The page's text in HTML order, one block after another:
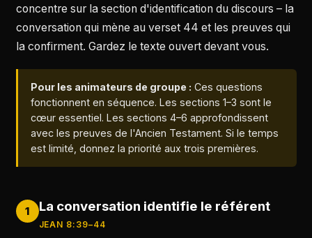
concentre sur la section d'identification du discours – la
conversation qui mène au verset 44 et les preuves qui
la confirment. Gardez le texte ouvert devant vous.
Pour les animateurs de groupe : Ces questions
fonctionnent en séquence. Les sections 1–3 sont le
cœur essentiel. Les sections 4–6 approfondissent
avec les preuves de l'Ancien Testament. Si le temps
est limité, donnez la priorité aux trois premières.
1 La conversation identifie le référent
JEAN 8:39–44